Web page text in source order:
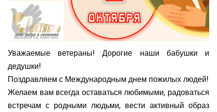
Уважаемые ветераны! Дорогие наши бабушки и
дедушки!
Поздравляем с Международным днем пожилых людей!
Желаем вам всегда оставаться любимыми, радоваться
встречам с родными людьми, вести активный образ